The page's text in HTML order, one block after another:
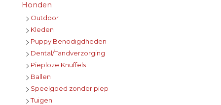
Honden
Outdoor
Kleden
Puppy Benodigdheden
Dental/Tandverzorging
Pieploze Knuffels
Ballen
Speelgoed zonder piep
Tuigen